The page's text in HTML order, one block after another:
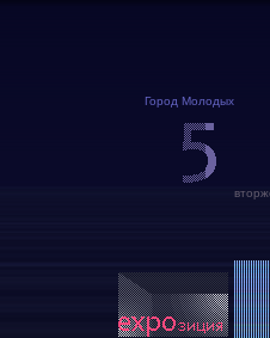
Город Молодых